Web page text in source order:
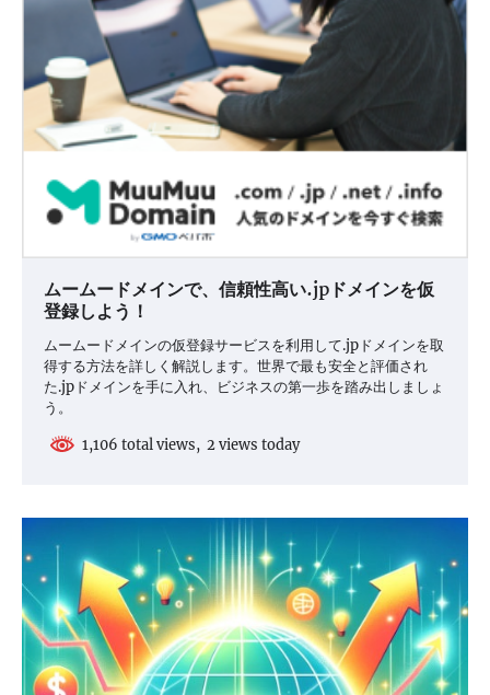
ムームードメインで、信頼性高い.jpドメインを仮
登録しよう！
ムームードメインの仮登録サービスを利用して.jpドメインを取
得する方法を詳しく解説します。世界で最も安全と評価され
た.jpドメインを手に入れ、ビジネスの第一歩を踏み出しましょ
う。
1,106 total views, 2 views today